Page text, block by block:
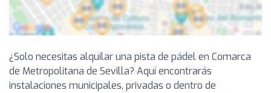
¿Solo necesitas alquilar una pista de pádel en Comarca
de Metropolitana de Sevilla? Aquí encontrarás
instalaciones municipales, privadas o dentro de